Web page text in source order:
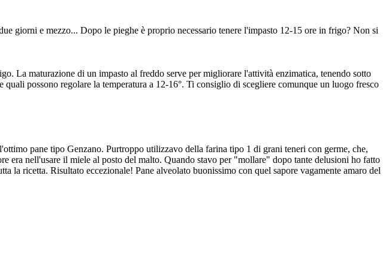
giorni e mezzo... Dopo le pieghe è proprio necessario tenere l'impasto 12-15 ore in frigo? Non si
La maturazione di un impasto al freddo serve per migliorare l'attività enzimatica, tenendo sotto
possono regolare la temperatura a 12-16°. Ti consiglio di scegliere comunque un luogo fresco
pane tipo Genzano. Purtroppo utilizzavo della farina tipo 1 di grani teneri con germe, che,
era nell'usare il miele al posto del malto. Quando stavo per "mollare" dopo tante delusioni ho fatto
la ricetta. Risultato eccezionale! Pane alveolato buonissimo con quel sapore vagamente amaro del